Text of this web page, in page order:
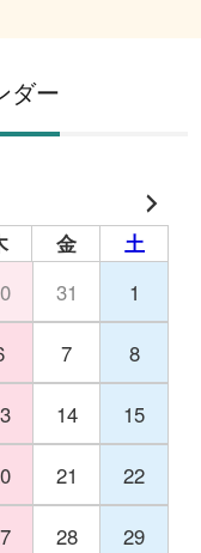
ダー
金
土
31 1
7 8
14 15
21 22
28 29